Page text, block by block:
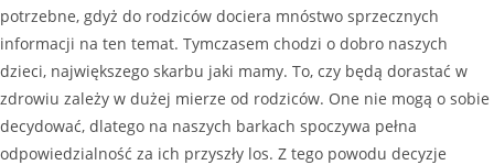
potrzebne, gdyż do rodziców dociera mnóstwo sprzecznych
informacji na ten temat. Tymczasem chodzi o dobro naszych
dzieci, największego skarbu jaki mamy. To, czy będą dorastać w
zdrowiu zależy w dużej mierze od rodziców. One nie mogą o sobie
decydować, dlatego na naszych barkach spoczywa pełna
odpowiedzialność za ich przyszły los. Z tego powodu decyzje